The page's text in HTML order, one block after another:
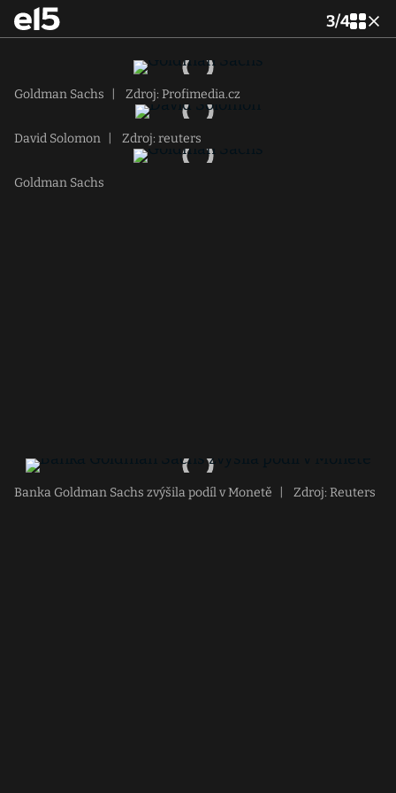
3/4
Goldman Sachs Zdroj: Profimedia.cz
David Solomon Zdroj: reuters
Goldman Sachs
Banka Goldman Sachs zvýšila podíl v Monetě Zdroj: Reuters